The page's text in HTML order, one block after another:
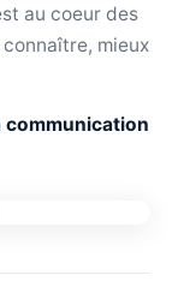
au coeur des
mieux
communication